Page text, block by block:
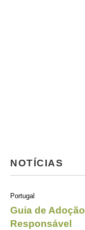
NOTÍCIAS
Portugal
Guia de Adoção
Responsável